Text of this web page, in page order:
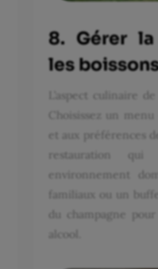
8. Gérer
les
L’aspect culinaire
Choisissez un
et aux préférences
restauration
environnement
familiaux ou un
du champagne
alcool.